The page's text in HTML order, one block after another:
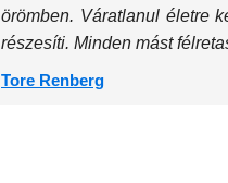
örömben. Váratlanul életre
részesíti. Minden mást
Tore Renberg